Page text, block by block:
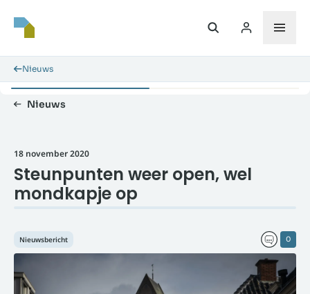
Nieuws
Nieuws
18 november 2020
Steunpunten weer open, wel
mondkapje op
0
Nieuwsbericht